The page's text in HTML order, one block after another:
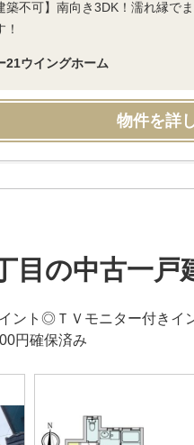
築不可】南向き3DK！濡れ縁で
21ウイングホーム
物件を詳
目の中古一戸
ント◎ＴＶモニター付き
円確保済み